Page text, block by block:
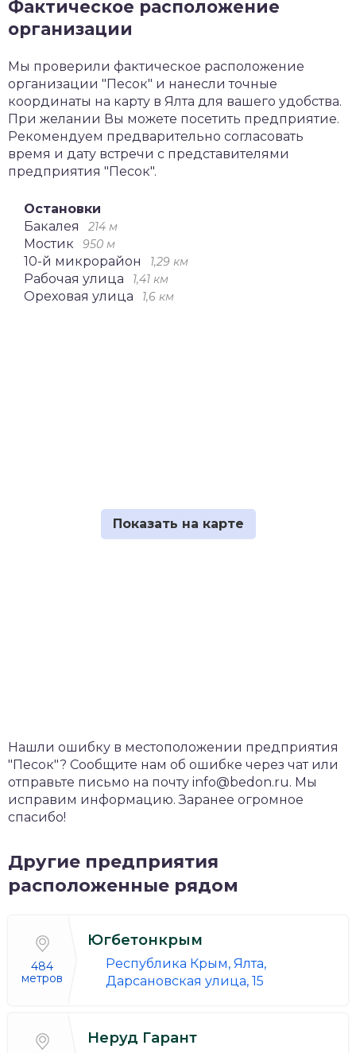
Фактическое расположение
организации
Мы проверили фактическое расположение
организации "Песок" и нанесли точные
координаты на карту в Ялта для вашего удобства.
При желании Вы можете посетить предприятие.
Рекомендуем предварительно согласовать
время и дату встречи с представителями
предприятия "Песок".
Остановки
Бакалея
214 м
Мостик 950 м
10-й микрорайон 1,29 км
Рабочая улица 1,41 км
Ореховая улица 1,6 км
Нашли ошибку в местоположении предприятия
"Песок"? Сообщите нам об ошибке через чат или
отправьте письмо на почту info@bedon.ru. Мы
исправим информацию. Заранее огромное
спасибо!
Другие предприятия
расположенные рядом
484
метров
Югбетонкрым
Республика Крым, Ялта,
Дарсановская улица, 15
Неруд Гарант